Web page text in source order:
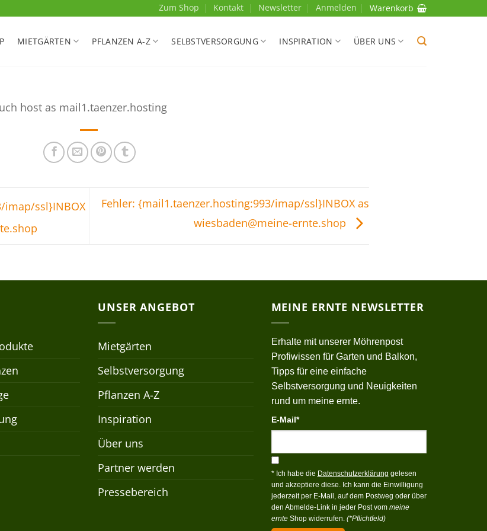
Zum Shop Kontakt Newsletter Anmelden Warenkorb
MIETGÄRTEN PFLANZEN A-Z SELBSTVERSORGUNG INSPIRATION ÜBER UNS
host as mail1.taenzer.hosting
imap/ssl}INBOX
Fehler: {mail1.taenzer.hosting:993/imap/ssl}INBOX as
wiesbaden@meine-ernte.shop
UNSER ANGEBOT
Mietgärten
Selbstversorgung
Pflanzen A-Z
Inspiration
Über uns
Partner werden
Pressebereich
MEINE ERNTE NEWSLETTER
Erhalte mit unserer Möhrenpost
Profiwissen für Garten und Balkon,
Tipps für eine einfache
Selbstversorgung und Neuigkeiten
rund um meine ernte.
E-Mail*
* Ich habe die Datenschutzerklärung gelesen
und akzeptiere diese. Ich kann die Einwilligung
jederzeit per E-Mail, auf dem Postweg oder über
den Abmelde-Link in jeder Post vom meine
ernteShop widerrufen. (*Pflichtfeld)